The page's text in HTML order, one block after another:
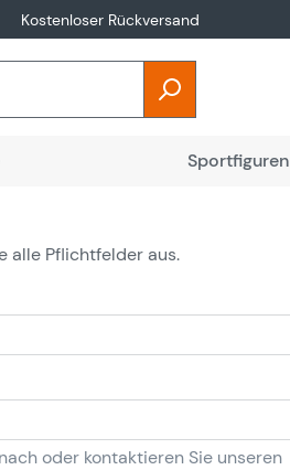
Kostenloser Rückversand
Sportfiguren
alle Pflichtfelder aus.
oder kontaktieren Sie unseren